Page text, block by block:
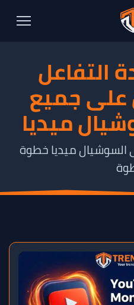
التفاعل
على جميع
ميديا
السوشيال ميديا خطوة